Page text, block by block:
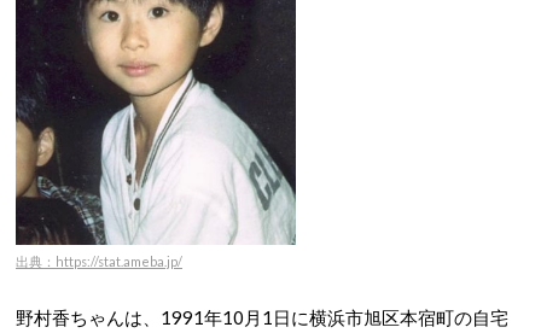
出典：https://stat.ameba.jp/
野村香ちゃんは、1991年10月1日に横浜市旭区本宿町の自宅